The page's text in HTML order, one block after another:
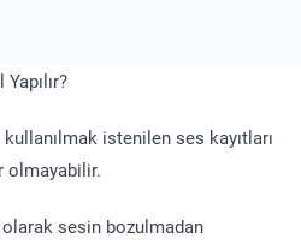
istenilen ses kayıtları
olmayabilir.
sesin bozulmadan